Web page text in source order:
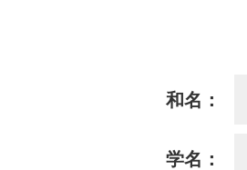
和名：
学名：